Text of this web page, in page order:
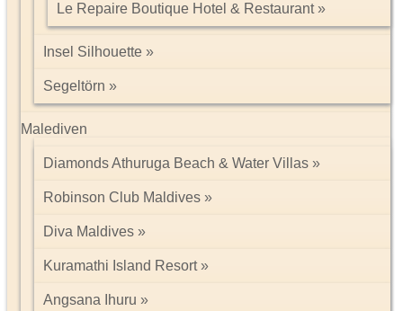
Le Repaire Boutique Hotel & Restaurant
Insel Silhouette
Segeltörn
Malediven
Diamonds Athuruga Beach & Water Villas
Robinson Club Maldives
Diva Maldives
Kuramathi Island Resort
Angsana Ihuru